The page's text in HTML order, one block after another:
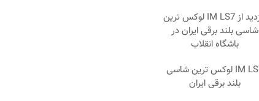
بازدید از IM LS7 لوکس ترین
شاسی بلند برقی ایران در
باشگاه انقلاب
IM LS7 لوکس ترین شاسی
بلند برقی ایران